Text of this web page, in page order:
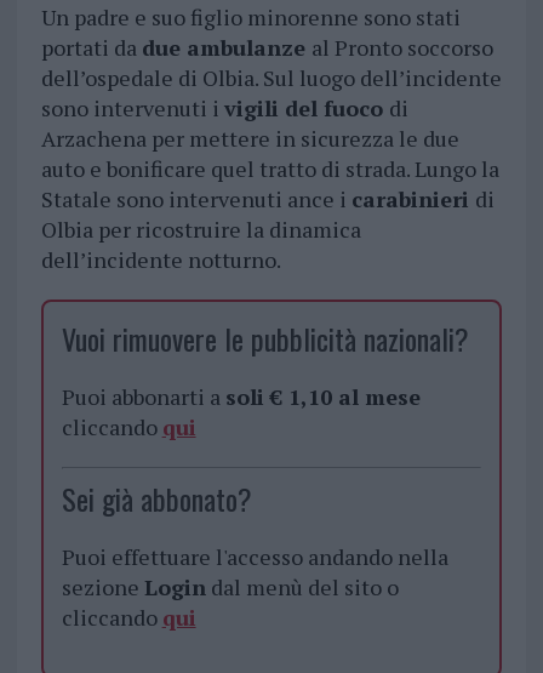
Un padre e suo figlio minorenne sono stati
portati da due ambulanze al Pronto soccorso
dell’ospedale di Olbia. Sul luogo dell’incidente
sono intervenuti i vigili del fuoco di
Arzachena per mettere in sicurezza le due
auto e bonificare quel tratto di strada. Lungo la
Statale sono intervenuti ance i carabinieri di
Olbia per ricostruire la dinamica
dell’incidente notturno.
Vuoi rimuovere le pubblicità nazionali?
Puoi abbonarti a soli € 1,10 al mese
cliccando qui
Sei già abbonato?
Puoi effettuare l'accesso andando nella
sezione Logindal menù del sito o
cliccando qui